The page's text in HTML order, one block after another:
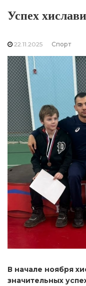
Успех
22.11.2025 Спорт
В начале ноября
значительных